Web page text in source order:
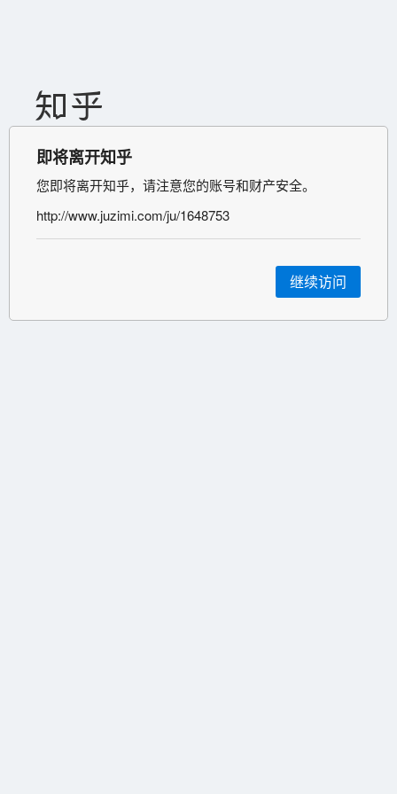
即将离开知乎
您即将离开知乎，请注意您的账号和财产安全。
http://www.juzimi.com/ju/1648753
继续访问